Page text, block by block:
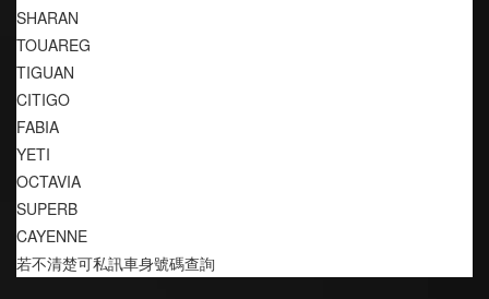
SHARAN
TOUAREG
TIGUAN
CITIGO
FABIA
YETI
OCTAVIA
SUPERB
CAYENNE
若不清楚可私訊車身號碼查詢